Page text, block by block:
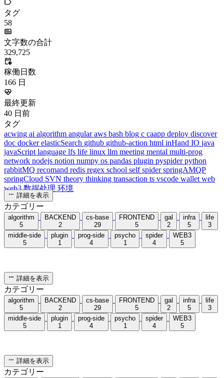
タグ
58
文字数の合計
329,725
稼働日数
166 日
最終更新
40 日前
タグ
acwing ai algorithm angularaws bash blog c caapp deploy discover
doc dockerelasticSearch github github-action html inHand IO java
javaScript language lfs life linux llm meeting mental multi-prog
network nodejs notion numpy os pandas plugin pyspiderpython
rabbitMQ recomand redis regex school selfspiderspringAMQP
springCloud SVN theory thinking transaction ts vscode wallet web
web3数据处理 环境
詳細を表示
カテゴリー
algorithm
5
BACKEND
2
cs-base
29
FRONTEND
5
gal
2
infra
5
life
3
middle-side
5
plugin
1
prog-side
4
psycho
1
spider
4
WEB3
5
詳細を表示
カテゴリー
algorithm
5
BACKEND
2
cs-base
29
FRONTEND
5
gal
2
infra
5
life
3
middle-side
5
plugin
1
prog-side
4
psycho
1
spider
4
WEB3
5
詳細を表示
カテゴリー